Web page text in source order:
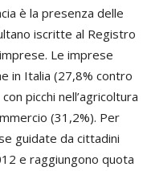
è la presenza delle
iscritte al Registro
Le imprese
in Italia (27,8% contro
picchi nell’agricoltura
(31,2%). Per
guidate da cittadini
e raggiungono quota